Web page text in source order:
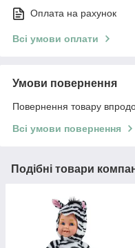
Оплата на рахунок
Всі умови оплати
Умови повернення
Повернення товару
Всі умови повернення
Подібні товари